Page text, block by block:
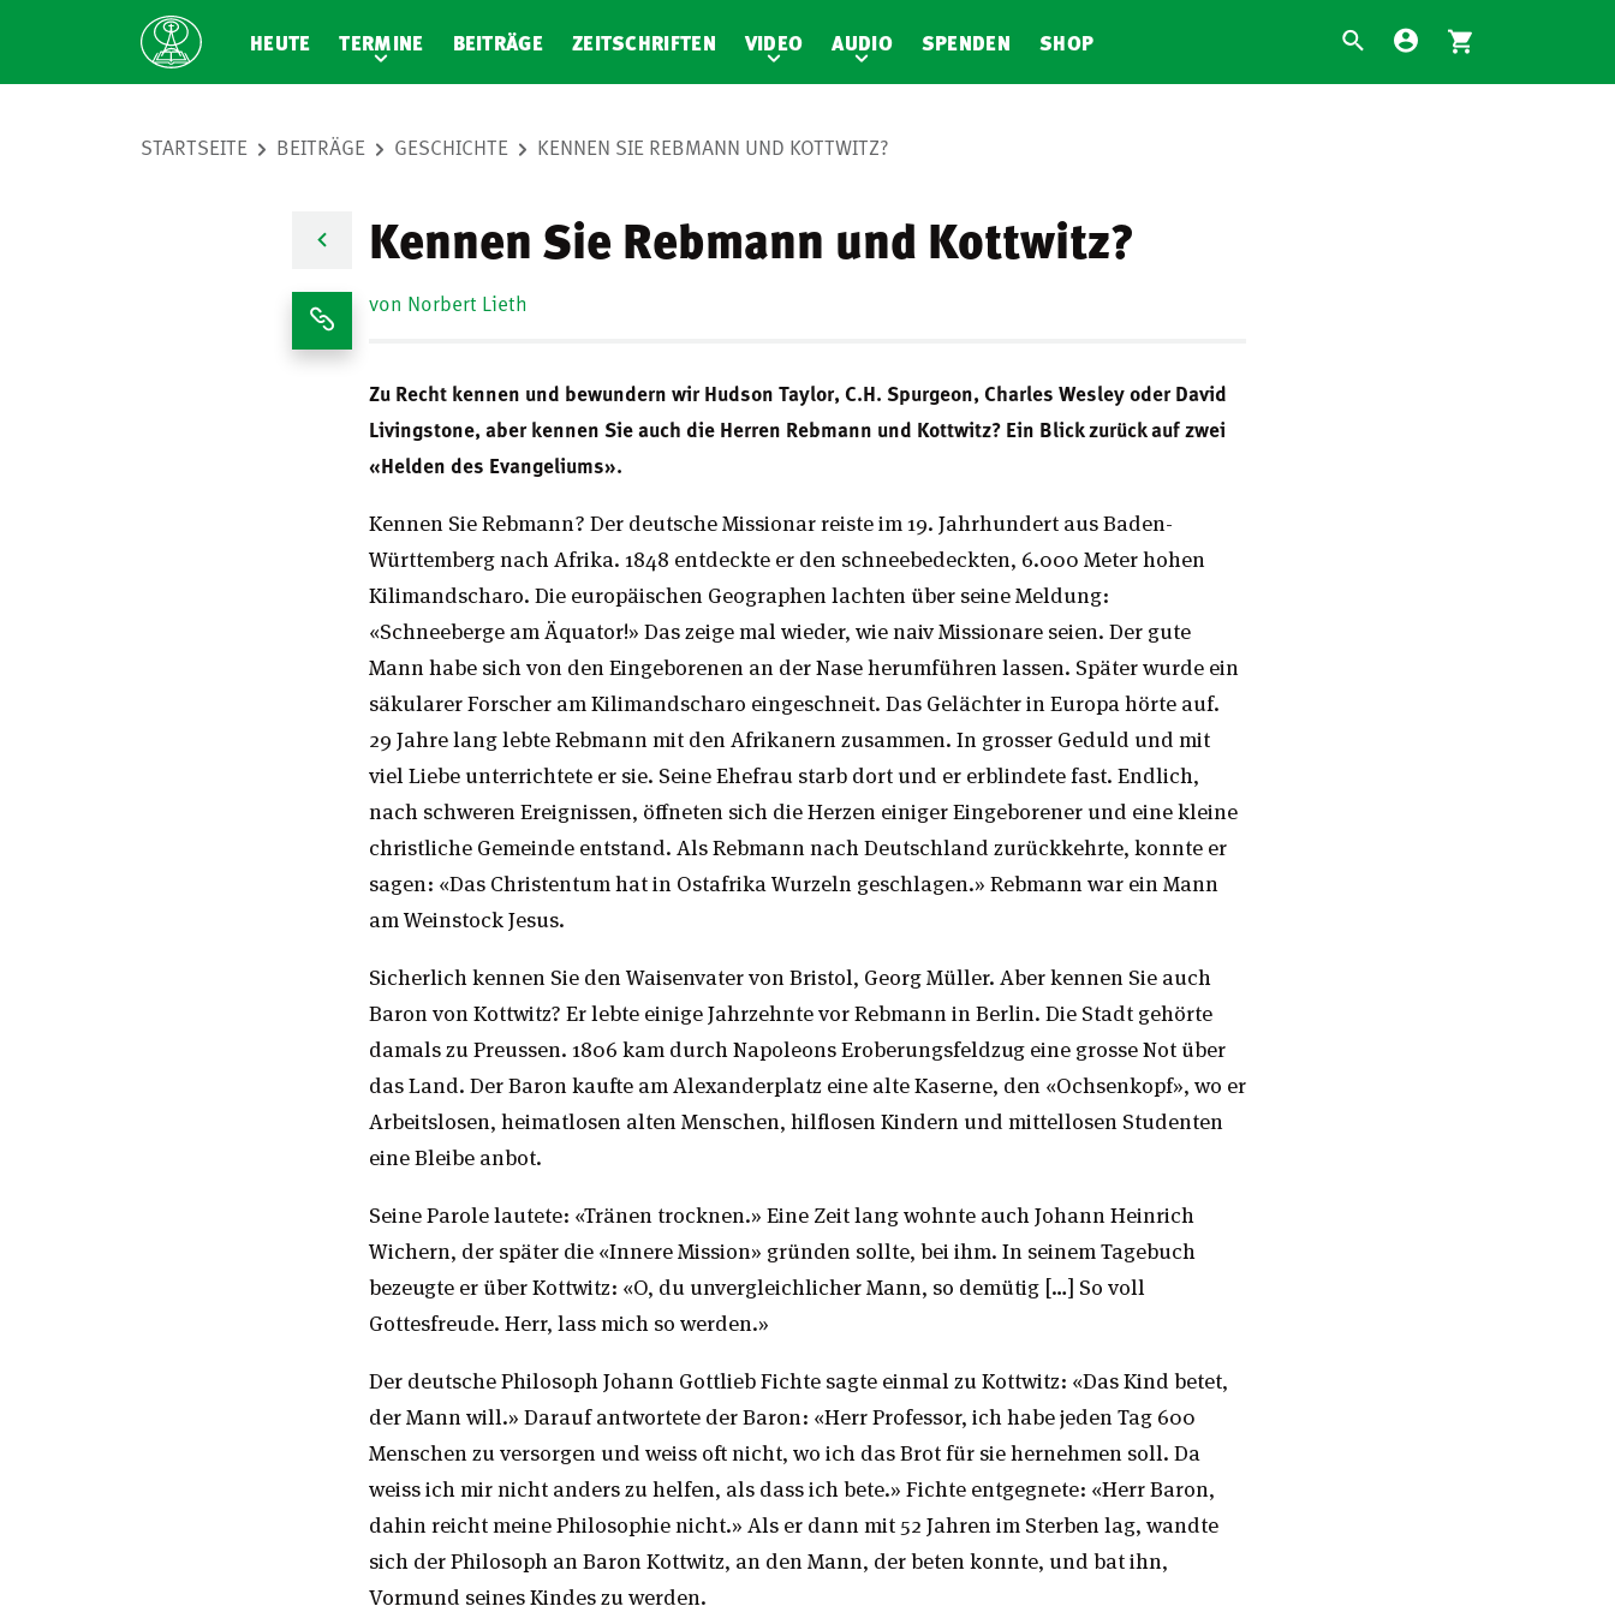
HEUTE TERMINE BEITRÄGE ZEITSCHRIFTEN VIDEO AUDIO SPENDEN SHOP
STARTSEITE BEITRÄGE GESCHICHTE KENNEN SIE REBMANN UND KOTTWITZ?
Kennen Sie Rebmann und Kottwitz?
von Norbert Lieth
Zu Recht kennen und bewundern wir Hudson Taylor, C.H. Spurgeon, Charles Wesley oder David
Livingstone, aber kennen Sie auch die Herren Rebmann und Kottwitz? Ein Blick zurück auf zwei
«Helden des Evangeliums».
Kennen Sie Rebmann? Der deutsche Missionar reiste im 19. Jahrhundert aus Baden-
Württemberg nach Afrika. 1848 entdeckte er den schneebedeckten, 6.000 Meter hohen
Kilimandscharo. Die europäischen Geographen lachten über seine Meldung:
«Schneeberge am Äquator!» Das zeige mal wieder, wie naiv Missionare seien. Der gute
Mann habe sich von den Eingeborenen an der Nase herumführen lassen. Später wurde ein
säkularer Forscher am Kilimandscharo eingeschneit. Das Gelächter in Europa hörte auf.
29 Jahre lang lebte Rebmann mit den Afrikanern zusammen. In grosser Geduld und mit
viel Liebe unterrichtete er sie. Seine Ehefrau starb dort und er erblindete fast. Endlich,
nach schweren Ereignissen, öffneten sich die Herzen einiger Eingeborener und eine kleine
christliche Gemeinde entstand. Als Rebmann nach Deutschland zurückkehrte, konnte er
sagen: «Das Christentum hat in Ostafrika Wurzeln geschlagen.» Rebmann war ein Mann
am Weinstock Jesus.
Sicherlich kennen Sie den Waisenvater von Bristol, Georg Müller. Aber kennen Sie auch
Baron von Kottwitz? Er lebte einige Jahrzehnte vor Rebmann in Berlin. Die Stadt gehörte
damals zu Preussen. 1806 kam durch Napoleons Eroberungsfeldzug eine grosse Not über
das Land. Der Baron kaufte am Alexanderplatz eine alte Kaserne, den «Ochsenkopf», wo er
Arbeitslosen, heimatlosen alten Menschen, hilflosen Kindern und mittellosen Studenten
eine Bleibe anbot.
Seine Parole lautete: «Tränen trocknen.» Eine Zeit lang wohnte auch Johann Heinrich
Wichern, der später die «Innere Mission» gründen sollte, bei ihm. In seinem Tagebuch
bezeugte er über Kottwitz: «O, du unvergleichlicher Mann, so demütig […] So voll
Gottesfreude. Herr, lass mich so werden.»
Der deutsche Philosoph Johann Gottlieb Fichte sagte einmal zu Kottwitz: «Das Kind betet,
der Mann will.» Darauf antwortete der Baron: «Herr Professor, ich habe jeden Tag 600
Menschen zu versorgen und weiss oft nicht, wo ich das Brot für sie hernehmen soll. Da
weiss ich mir nicht anders zu helfen, als dass ich bete.» Fichte entgegnete: «Herr Baron,
dahin reicht meine Philosophie nicht.» Als er dann mit 52 Jahren im Sterben lag, wandte
sich der Philosoph an Baron Kottwitz, an den Mann, der beten konnte, und bat ihn,
Vormund seines Kindes zu werden.